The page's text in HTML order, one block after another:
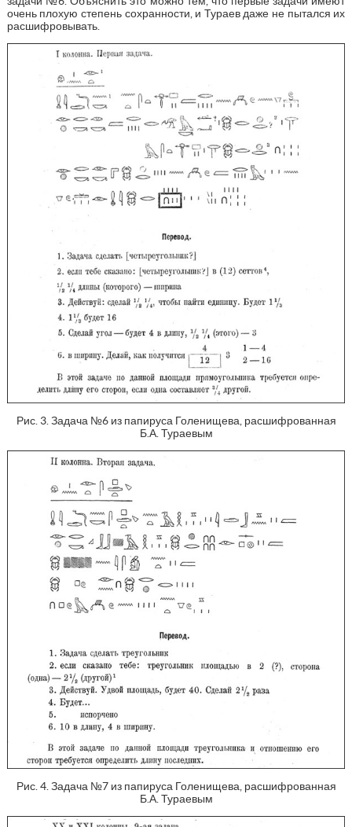
очень плохую степень сохранности, и Тураев даже не пытался их
расшифровывать.
Рис. 3. Задача №6 из папируса Голенищева, расшифрованная
Б.А. Тураевым
Рис. 4. Задача №7 из папируса Голенищева, расшифрованная
Б.А. Тураевым